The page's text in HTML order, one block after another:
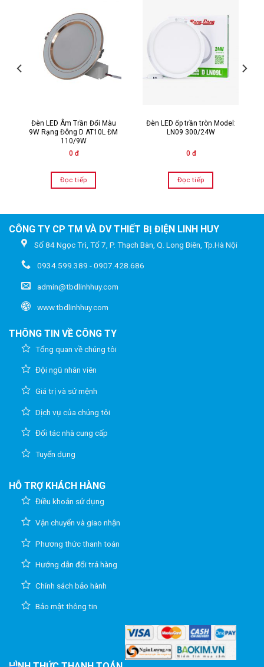
Đèn LED Âm Trần Đổi Màu
9W Rạng Đông D AT10L ĐM
110/9W
0 đ
Đọc tiếp
Đèn LED ốp trần tròn Model:
LN09 300/24W
0 đ
Đọc tiếp
CÔNG TY CP TM VÀ DV THIẾT BỊ ĐIỆN LINH HUY
Số 84 Ngọc Trì, Tổ 7, P. Thạch Bàn, Q. Long Biên, Tp.Hà Nội
0934.599.389 - 0907.428.686
admin@tbdlinhhuy.com
www.tbdlinhhuy.com
THÔNG TIN VỀ CÔNG TY
Tổng quan về chúng tôi
Đội ngũ nhân viên
Giá trị và sứ mệnh
Dịch vụ của chúng tôi
Đối tác nhà cung cấp
Tuyển dụng
HỖ TRỢ KHÁCH HÀNG
Điều khoản sử dụng
Vận chuyển và giao nhận
Phương thức thanh toán
Hướng dẫn đổi trả hàng
Chính sách bảo hành
Bảo mật thông tin